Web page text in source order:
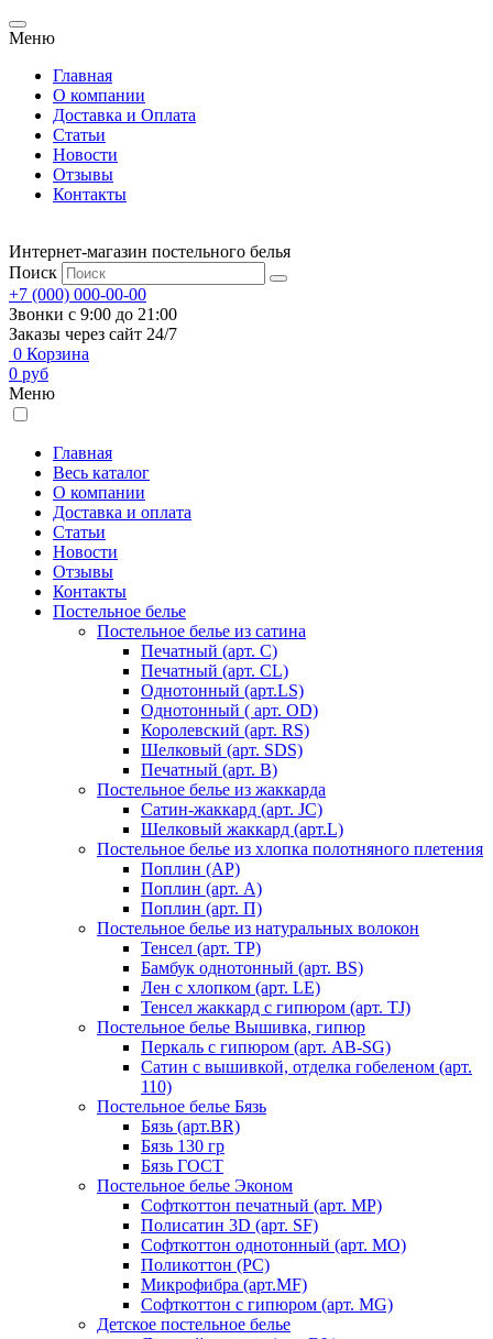
Меню
Главная
О компании
Доставка и Оплата
Статьи
Новости
Отзывы
Контакты
Интернет-магазин постельного белья
Поиск
+7 (000) 000-00-00
Звонки с 9:00 до 21:00
Заказы через сайт 24/7
0 Корзина
0 руб
Меню
Главная
Весь каталог
О компании
Доставка и оплата
Статьи
Новости
Отзывы
Контакты
Постельное белье
Постельное белье из сатина
Печатный (арт. С)
Печатный (арт. СL)
Однотонный (арт.LS)
Однотонный ( арт. OD)
Королевский (арт. RS)
Шелковый (арт. SDS)
Печатный (арт. В)
Постельное белье из жаккарда
Сатин-жаккард (арт. JC)
Шелковый жаккард (арт.L)
Постельное белье из хлопка полотняного плетения
Поплин (AP)
Поплин (арт. А)
Поплин (арт. П)
Постельное белье из натуральных волокон
Тенсел (арт. ТР)
Бамбук однотонный (арт. BS)
Лен с хлопком (арт. LE)
Тенсел жаккард с гипюром (арт. TJ)
Постельное белье Вышивка, гипюр
Перкаль с гипюром (арт. AB-SG)
Сатин с вышивкой, отделка гобеленом (арт.
110)
Постельное белье Бязь
Бязь (арт.BR)
Бязь 130 гр
Бязь ГОСТ
Постельное белье Эконом
Софткоттон печатный (арт. MР)
Полисатин 3D (арт. SF)
Софткоттон однотонный (арт. MO)
Поликоттон (PC)
Микрофибра (арт.MF)
Софткоттон с гипюром (арт. MG)
Детское постельное белье